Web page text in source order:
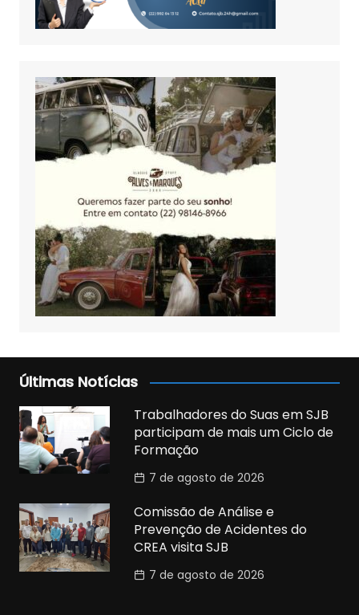
Últimas Notícias
Trabalhadores do Suas em SJB
participam de mais um Ciclo de
Formação
7 de agosto de 2026
Comissão de Análise e
Prevenção de Acidentes do
CREA visita SJB
7 de agosto de 2026